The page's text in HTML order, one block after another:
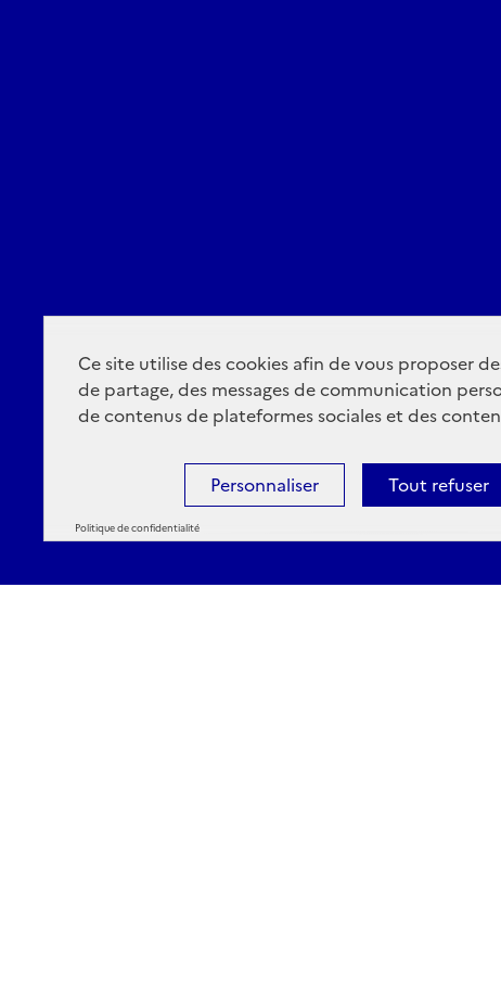
Ce site utilise des cookies afin de vous proposer
de partage, des messages de communication
de contenus de plateformes sociales et des
Tout refuser
Personnaliser
Politique de confidentialité